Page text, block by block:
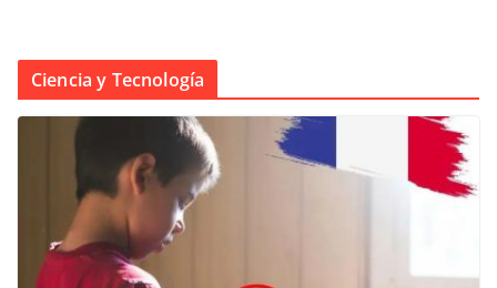
Ciencia y Tecnología